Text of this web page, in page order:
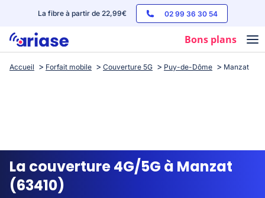
La fibre à partir de 22,99€ 02 99 36 30 54
Bons plans
Box internet
Streaming
Accueil Forfait mobile Couverture 5G Puy-de-Dôme Manzat
La couverture 4G/5G à Manzat
(63410)